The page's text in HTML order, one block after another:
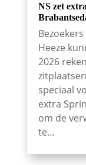
NS zet
Heeze
2026
speciaal
extra
om de
te...